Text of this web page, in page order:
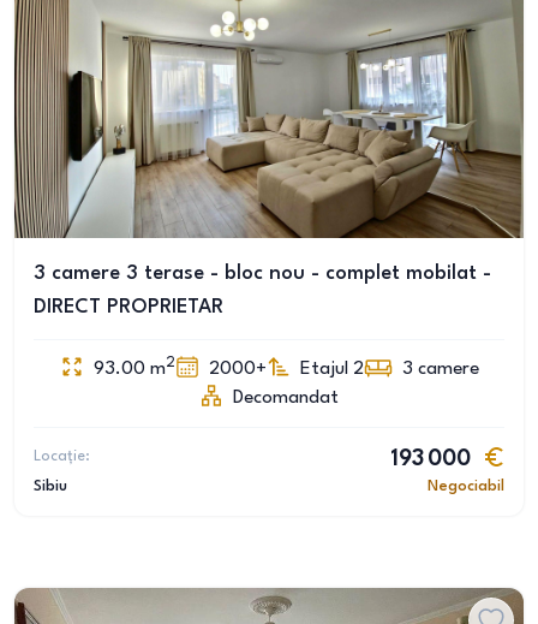
3 camere 3 terase - bloc nou - complet mobilat -
DIRECT PROPRIETAR
93.00 m2 2000+ Etajul 2 3 camere
Decomandat
Locație:
Sibiu
193 000
Negociabil